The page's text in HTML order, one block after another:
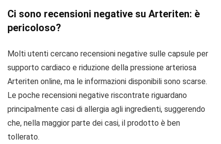
Ci sono recensioni negative su Arteriten: è
pericoloso?
Molti utenti cercano recensioni negative sulle capsule per
supporto cardiaco e riduzione della pressione arteriosa
Arteriten online, ma le informazioni disponibili sono scarse.
Le poche recensioni negative riscontrate riguardano
principalmente casi di allergia agli ingredienti, suggerendo
che, nella maggior parte dei casi, il prodotto è ben
tollerato.